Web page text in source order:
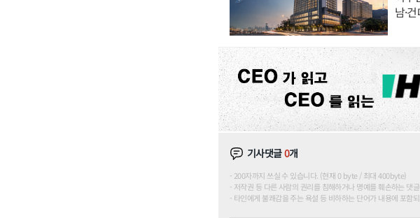
남·
기사댓글0개
200자까지 쓰실 수 있습니다. (현재 0 byte / 최대 400byte)
저작권 등 다른 사람의 권리를 침해하거나 명예를 훼손하는 댓
타인에게 불쾌감을 주는 욕설 등 비하하는 단어가 내용에 포함